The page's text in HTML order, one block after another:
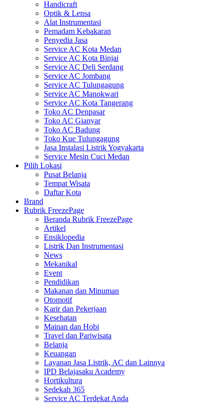
Handicraft
Optik & Lensa
Alat Instrumentasi
Pemadam Kebakaran
Penyedia Jasa
Service AC Kota Medan
Service AC Kota Binjai
Service AC Deli Serdang
Service AC Jombang
Service AC Tulungagung
Service AC Manokwari
Service AC Kota Tangerang
Toko AC Denpasar
Toko AC Gianyar
Toko AC Badung
Toko Kue Tulungagung
Jasa Instalasi Listrik Yogyakarta
Service Mesin Cuci Medan
Pilih Lokasi
Pusat Belanja
Tempat Wisata
Daftar Kota
Brand
Rubrik FreezePage
Beranda Rubrik FreezePage
Artikel
Ensiklopedia
Listrik Dan Instrumentasi
News
Mekanikal
Event
Pendidikan
Makanan dan Minuman
Otomotif
Karir dan Pekerjaan
Kesehatan
Mainan dan Hobi
Travel dan Pariwisata
Belanja
Keuangan
Layanan Jasa Listrik, AC dan Lainnya
IPD Belajasaku Academy
Hortikultura
Sedekah 365
Service AC Terdekat Anda